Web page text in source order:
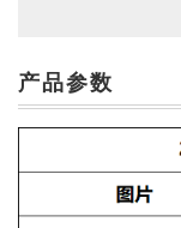
产品参数